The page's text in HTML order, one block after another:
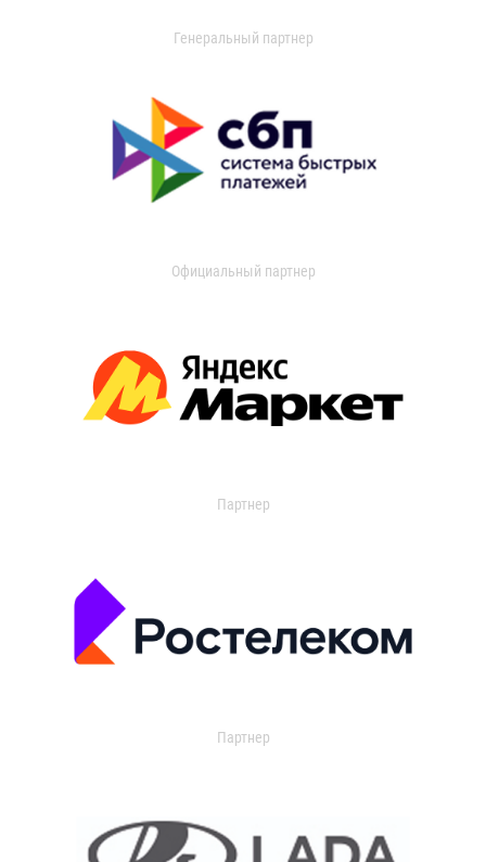
Генеральный партнер
Официальный партнер
Партнер
Партнер